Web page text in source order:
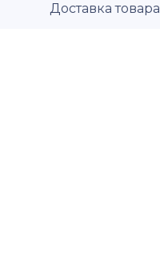
Доставка товара